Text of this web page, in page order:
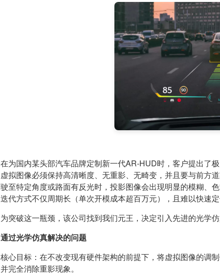
在为国内某头部汽车品牌定制新一代AR-HUD时，客户提出了
虚拟图像必须保持高清晰度、无重影、无畸变，并且要与前方
驶至特定角度或路面有反光时，投影图像会出现明显的模糊、
迭代方式不仅周期长（单次开模成本超百万元），且难以快速定
为突破这一瓶颈，该公司找到我们元王，决定引入先进的光学
通过光学仿真解决的问题
核心目标：在不改变现有硬件架构的前提下，将虚拟图像的调
并完全消除重影现象。